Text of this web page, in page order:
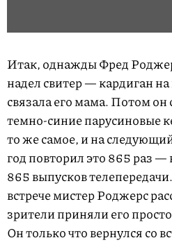
Итак, однажды Фред
надел свитер — кардиган
связала его мама. Потом
темно-синие парусиновые
то же самое, и на
год повторил это 865 раз —
865 выпусков
встрече мистер Роджерс
зрители приняли его
Он только что вернулся со